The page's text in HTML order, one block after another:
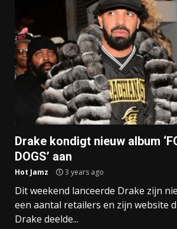
Drake kondigt nieuw album
DOGS’ aan
Hot Jamz 3 years ago
Dit weekend lanceerde Drake zijn
een aantal retailers en zijn website
Drake deelde...